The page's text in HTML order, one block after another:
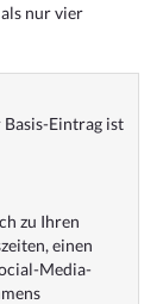
nur vier
Basis-Eintrag ist
zu Ihren
einen
Media-